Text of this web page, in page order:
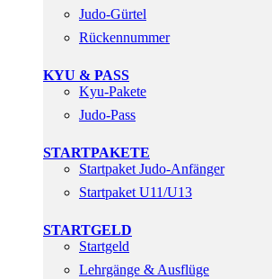
Judo-Gürtel
Rückennummer
KYU & PASS
Kyu-Pakete
Judo-Pass
STARTPAKETE
Startpaket Judo-Anfänger
Startpaket U11/U13
STARTGELD
Startgeld
Lehrgänge & Ausflüge